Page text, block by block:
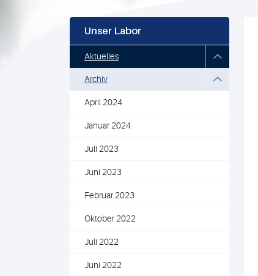
Unser Labor
Aktuelles
Archiv
April 2024
Januar 2024
Juli 2023
Juni 2023
Februar 2023
Oktober 2022
Juli 2022
Juni 2022